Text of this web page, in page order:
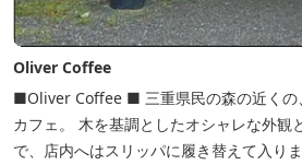
Oliver Coffee
■Oliver Coffee ■ 三重県民の森の近くの、自然豊かな場所にある
カフェ。 木を基調としたオシャレな外観
で、店内へはスリッパに履き替えて入り